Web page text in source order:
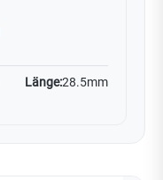
Länge:28.5mm